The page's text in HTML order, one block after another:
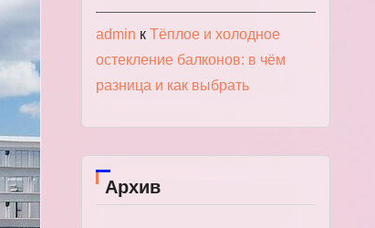
admin к Тёплое и холодное
остекление балконов: в чём
разница и как выбрать
Архив